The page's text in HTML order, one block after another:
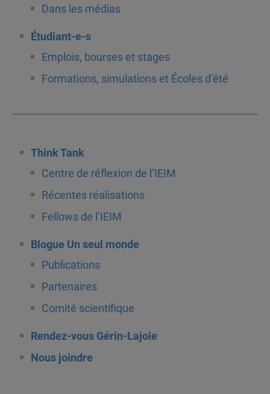
Dans les médias
Étudiant-e-s
Emplois, bourses et stages
Formations, simulations et Écoles d’été
Think Tank
Centre de réflexion de l’IEIM
Récentes réalisations
Fellows de l’IEIM
Blogue Un seul monde
Publications
Partenaires
Comité scientifique
Rendez-vous Gérin-Lajoie
Nous joindre